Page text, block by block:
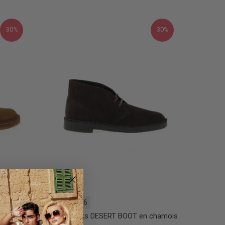
30% 30%
40 45 46
Boots Clarks DESERT BOOT en chamois